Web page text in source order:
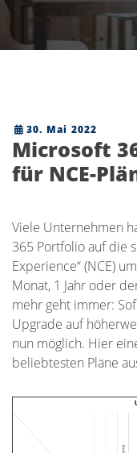
30. Mai 2022
Microsoft
für NCE-
Viele Unternehmen
365 Portfolio auf die
Experience“ (NCE)
Monat, 1 Jahr oder
mehr geht immer:
Upgrade auf
nun möglich. Hier
beliebtesten Pläne